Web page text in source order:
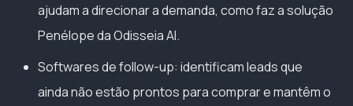
ajudam a direcionar a demanda, como faz a solução
Penélope da Odisseia AI.
Softwares de follow-up: identificam leads que
ainda não estão prontos para comprar e mantêm o